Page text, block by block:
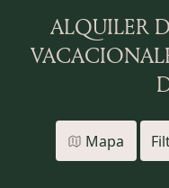
ALQUILER
Mapa